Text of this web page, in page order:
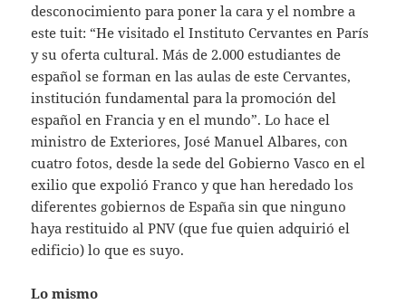
desconocimiento para poner la cara y el nombre a
este tuit: “He visitado el Instituto Cervantes en París
y su oferta cultural. Más de 2.000 estudiantes de
español se forman en las aulas de este Cervantes,
institución fundamental para la promoción del
español en Francia y en el mundo”. Lo hace el
ministro de Exteriores, José Manuel Albares, con
cuatro fotos, desde la sede del Gobierno Vasco en el
exilio que expolió Franco y que han heredado los
diferentes gobiernos de España sin que ninguno
haya restituido al PNV (que fue quien adquirió el
edificio) lo que es suyo.
Lo mismo